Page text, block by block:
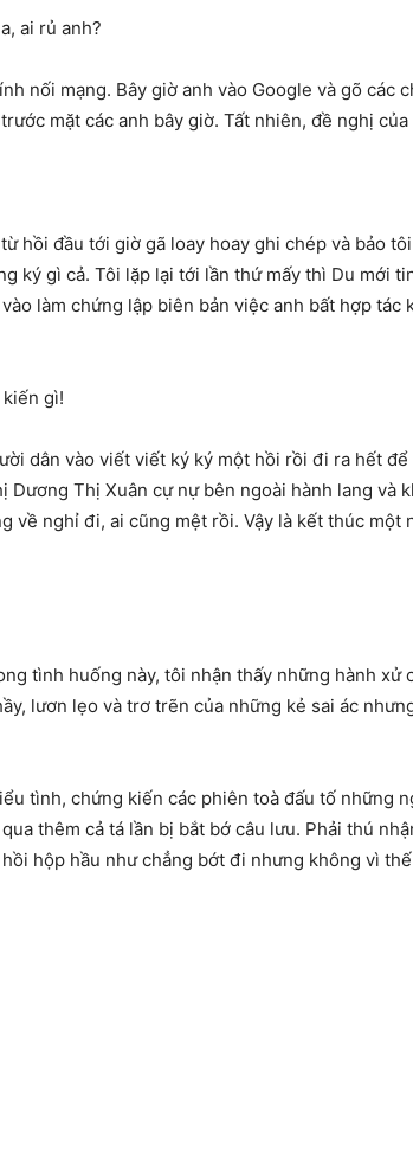
ai rủ anh?
nối mạng. Bây giờ anh vào Google và gõ các
mặt các anh bây giờ. Tất nhiên, đề nghị
hồi đầu tới giờ gã loay hoay ghi chép và bảo
ký gì cả. Tôi lặp lại tới lần thứ mấy thì Du mới
làm chứng lập biên bản việc anh bất hợp
gì!
dân vào viết viết ký ký một hồi rồi đi ra hết
Thị Xuân cự nự bên ngoài hành lang và
về nghỉ đi, ai cũng mệt rồi. Vậy là kết thúc một
tình huống này, tôi nhận thấy những hành
lươn lẹo và trơ trẽn của những kẻ sai ác
tình, chứng kiến các phiên toà đấu tố những
thêm cả tá lần bị bắt bớ câu lưu. Phải thú
hộp hầu như chẳng bớt đi nhưng không vì